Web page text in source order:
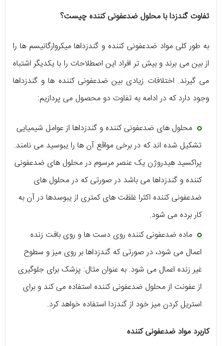
تفاوت گندزدا با محلول ضدعفونی کننده چیست؟
به طور کلی مواد ضدعفونی کننده و گندزداها میکروارگانیسم ها را
از بین می برند و بیش تر افراد این اصطلاحات را با یکدیگر اشتباه
می گیرند. اختلافات زیادی بین ضدعفونی کننده ها و گندزداها
وجود دارد که در ادامه به تفاوت دو محصول می پردازیم:
محلول های ضدعفونی کننده و گندزداها از عوامل شیمیایی
تشکیل شده اند که در برخی مواقع آن ها را یبوسید می نامند.
پراکسید هیدروژن یک عنصر مرسوم در محلول های ضدعفونی
کننده و گندزداها می باشد در صورتی که در محلول های
ضدعفونی کننده اکثرا غلظت های کمتری از یبوسدها در آن به
کار برده می شود.
ماده ضدعفونی کننده روی دست ها و روی بافت زنده
اعمال می شود، در صورتی که گندزداها بر روی میز و سطوح
غیر زنده اعمال می شود. به عنوان مثال: پزشک برای جلوگیری
از عفونت از محلول ضدعفونی کننده استفاده می کند و برای
استریل کردن میز خود از گندزدا استفاده خواهد کرد.
کاربرد مواد ضدعفونی کننده